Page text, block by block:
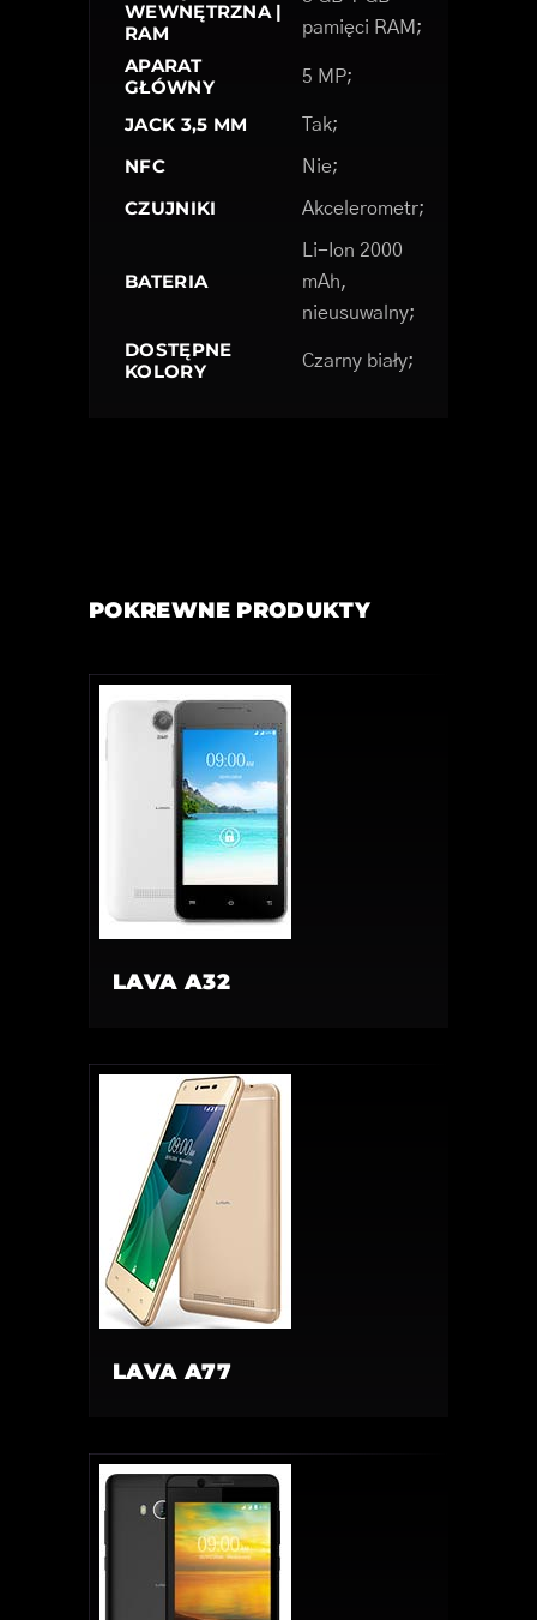
WEWNĘTRZNA |
RAM
pamięci RAM;
APARAT
GŁÓWNY
5 MP;
JACK 3,5 MM Tak;
NFC Nie;
CZUJNIKI Akcelerometr;
BATERIA
Li-Ion 2000
mAh,
nieusuwalny;
DOSTĘPNE
KOLORY
Czarny biały;
POKREWNE PRODUKTY
LAVA A32
LAVA A77